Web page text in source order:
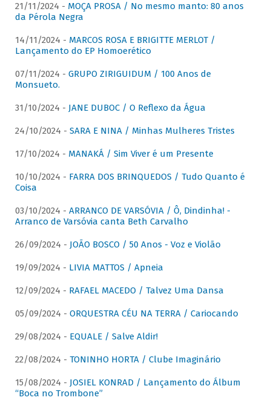
21/11/2024 - MOÇA PROSA / No mesmo manto: 80 anos
da Pérola Negra
14/11/2024 - MARCOS ROSA E BRIGITTE MERLOT /
Lançamento do EP Homoerético
07/11/2024 - GRUPO ZIRIGUIDUM / 100 Anos de
Monsueto.
31/10/2024 - JANE DUBOC / O Reflexo da Água
24/10/2024 - SARA E NINA / Minhas Mulheres Tristes
17/10/2024 - MANAKÁ / Sim Viver é um Presente
10/10/2024 - FARRA DOS BRINQUEDOS / Tudo Quanto é
Coisa
03/10/2024 - ARRANCO DE VARSÓVIA / Ô, Dindinha! -
Arranco de Varsóvia canta Beth Carvalho
26/09/2024 - JOÃO BOSCO / 50 Anos - Voz e Violão
19/09/2024 - LIVIA MATTOS / Apneia
12/09/2024 - RAFAEL MACEDO / Talvez Uma Dansa
05/09/2024 - ORQUESTRA CÉU NA TERRA / Cariocando
29/08/2024 - EQUALE / Salve Aldir!
22/08/2024 - TONINHO HORTA / Clube Imaginário
15/08/2024 - JOSIEL KONRAD / Lançamento do Álbum
“Boca no Trombone”